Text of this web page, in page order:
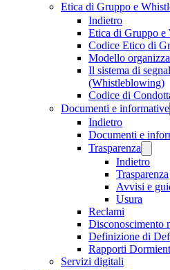
Etica di Gruppo e
Indietro
Etica di Gruppo
Codice Etico di
Modello
Il sistema di
(Whistleblowing)
Codice di
Documenti e informative
Indietro
Documenti e
Trasparenza
Indietro
Trasparenza
Avvisi e
Usura
Reclami
Disconoscimento
Definizione di
Rapporti
Servizi digitali